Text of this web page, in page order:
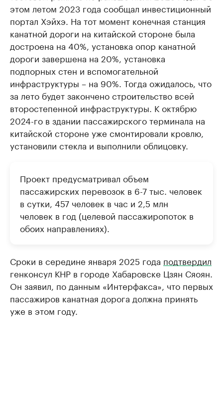
этом летом 2023 года сообщал инвестиционный
портал Хэйхэ. На тот момент конечная станция
канатной дороги на китайской стороне была
достроена на 40%, установка опор канатной
дороги завершена на 20%, установка
подпорных стен и вспомогательной
инфраструктуры – на 90%. Тогда ожидалось, что
за лето будет закончено строительство всей
второстепенной инфраструктуры. К октябрю
2024-го в здании пассажирского терминала на
китайской стороне уже смонтировали кровлю,
установили стекла и выполнили облицовку.
Проект предусматривал объем
пассажирских перевозок в 6-7 тыс. человек
в сутки, 457 человек в час и 2,5 млн
человек в год (целевой пассажиропоток в
обоих направлениях).
Сроки в середине января 2025 года подтвердил
генконсул КНР в городе Хабаровске Цзян Сяоян.
Он заявил, по данным «Интерфакса», что первых
пассажиров канатная дорога должна принять
уже в этом году.